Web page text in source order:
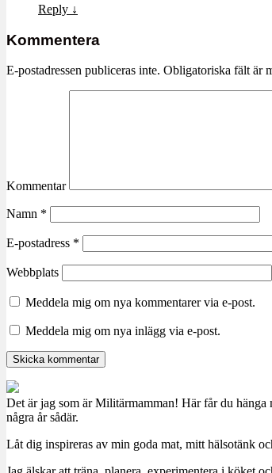
Reply ↓
Kommentera
E-postadressen publiceras inte. Obligatoriska fält är
Kommentar
Namn *
E-postadress *
Webbplats
Meddela mig om nya kommentarer via e-post.
Meddela mig om nya inlägg via e-post.
Det är jag som är Militärmamman! Här får du
några år sådär.
Låt dig inspireras av min goda mat, mitt hälsotänk